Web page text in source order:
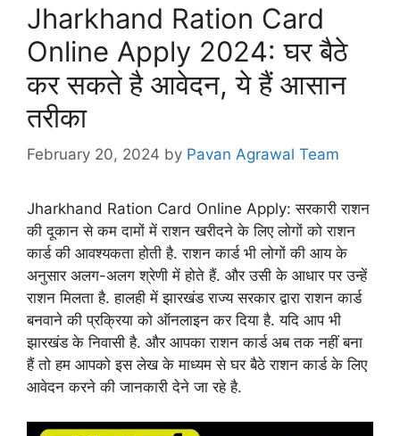
Jharkhand Ration Card
Online Apply 2024: घर बैठे
कर सकते है आवेदन, ये हैं आसान
तरीका
February 20, 2024 by Pavan Agrawal Team
Jharkhand Ration Card Online Apply: सरकारी राशन
की दूकान से कम दामों में राशन खरीदने के लिए लोगों को राशन
कार्ड की आवश्यकता होती है. राशन कार्ड भी लोगों की आय के
अनुसार अलग-अलग श्रेणी में होते हैं. और उसी के आधार पर उन्हें
राशन मिलता है. हालही में झारखंड राज्य सरकार द्वारा राशन कार्ड
बनवाने की प्रक्रिया को ऑनलाइन कर दिया है. यदि आप भी
झारखंड के निवासी है. और आपका राशन कार्ड अब तक नहीं बना
हैं तो हम आपको इस लेख के माध्यम से घर बैठे राशन कार्ड के लिए
आवेदन करने की जानकारी देने जा रहे है.